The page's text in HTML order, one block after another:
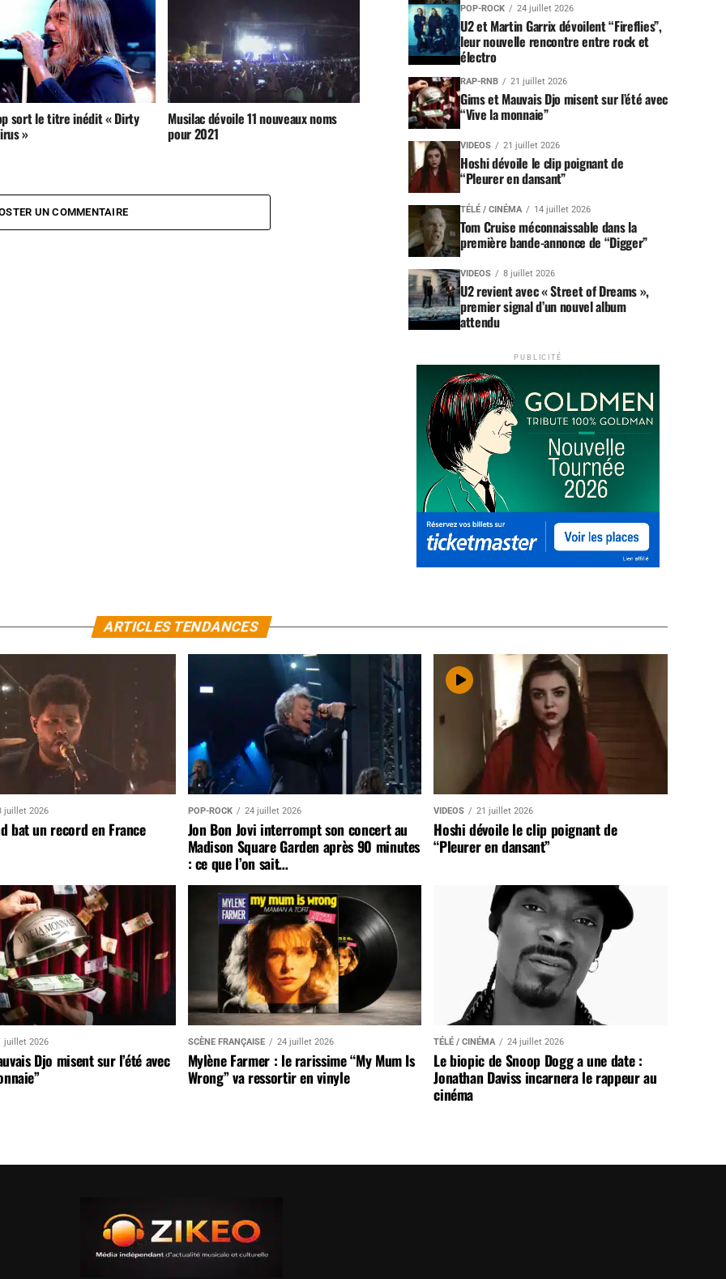
sort le titre inédit « Dirty
»
Musilac dévoile 11 nouveaux noms
pour 2021
UN COMMENTAIRE
POP-ROCK 24 juillet 2026
U2 et Martin Garrix dévoilent “Fireflies”,
leur nouvelle rencontre entre rock et
électro
RAP-RNB 21 juillet 2026
Gims et Mauvais Djo misent sur l’été avec
“Vive la monnaie”
VIDEOS 21 juillet 2026
Hoshi dévoile le clip poignant de
“Pleurer en dansant”
TÉLÉ / CINÉMA 14 juillet 2026
Tom Cruise méconnaissable dans la
première bande-annonce de “Digger”
VIDEOS 8 juillet 2026
U2 revient avec « Street of Dreams »,
premier signal d’un nouvel album
attendu
PUBLICITÉ
ARTICLES TENDANCES
juillet 2026
bat un record en France
POP-ROCK 24 juillet 2026
Jon Bon Jovi interrompt son concert au
Madison Square Garden après 90 minutes
: ce que l’on sait…
VIDEOS 21 juillet 2026
Hoshi dévoile le clip poignant de
“Pleurer en dansant”
juillet 2026
Djo misent sur l’été avec
SCÈNE FRANÇAISE 24 juillet 2026
Mylène Farmer : le rarissime “My Mum Is
Wrong” va ressortir en vinyle
TÉLÉ / CINÉMA 24 juillet 2026
Le biopic de Snoop Dogg a une date :
Jonathan Daviss incarnera le rappeur au
cinéma